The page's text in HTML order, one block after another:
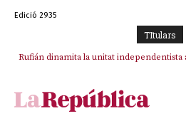
Edició 2935
TItulars
Rufián dinamita la unitat